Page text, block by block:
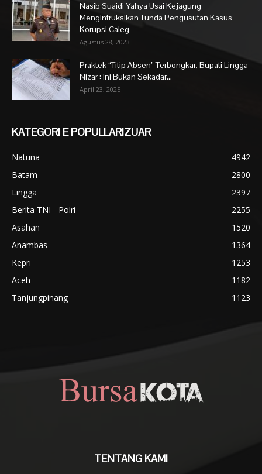
Nasib Suaidi Yahya Usai Kejagung
Mengintruksikan Tunda Pengusutan Kasus
Korupsi Caleg
Agustus 28, 2023
Praktek “Titip Absen” Terbongkar, Bupati Lingga
Nizar : Ini Bukan Sekadar...
April 23, 2025
KATEGORI E POPULLARIZUAR
Natuna
4942
Batam
2800
Lingga
2397
Berita TNI - Polri
2255
Asahan
1520
Anambas
1364
Kepri
1253
Aceh
1182
Tanjungpinang
1123
TENTANG KAMI